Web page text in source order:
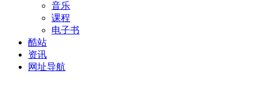
音乐
课程
电子书
酷站
资讯
网址导航